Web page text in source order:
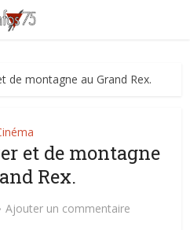
de montagne au Grand Rex.
et de montagne
Rex.
Ajouter un commentaire